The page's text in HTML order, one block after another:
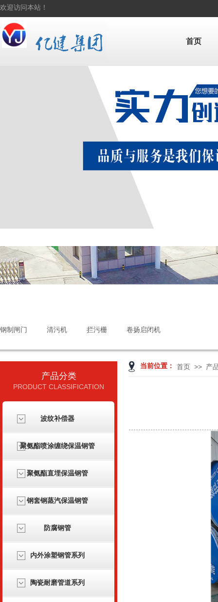
首页
欢迎访问本站！
钢制闸门 清污机 拦污栅 卷扬启闭机
产品分类
PRODUCT CLASSIFICATION
波纹补偿器
聚氨酯喷涂缠绕保温钢管
聚氨酯直埋保温钢管
钢套钢蒸汽保温钢管
防腐钢管
内外涂塑钢管系列
陶瓷耐磨管道系列
当前位置： 首页 >> 产